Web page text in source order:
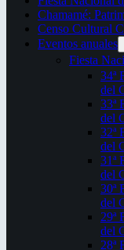
Chamamé:
Censo Cultural
Eventos anuales
Fiesta
34ª
del
33ª
del
32ª
del
31ª
del
30ª
del
29ª
del
28ª